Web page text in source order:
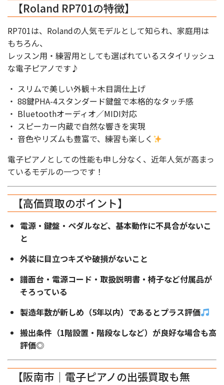
【Roland RP701の特徴】
RP701は、Rolandの人気モデルとして知られ、家庭用は
もちろん、
レッスン用・練習用としても選ばれているスタイリッシュ
な電子ピアノです♪
・ スリムで美しい外観＋木目調仕上げ
・ 88鍵PHA-4スタンダード鍵盤で本格的なタッチ感
・ Bluetoothオーディオ／MIDI対応
・ スピーカー内蔵で自然な響きを実現
・ 音色やリズムも豊富で、練習も楽しく
電子ピアノとしての性能も申し分なく、近年人気が高まっ
ているモデルの一つです！
【高価買取のポイント】
電源・鍵盤・ペダルなど、基本動作に不具合がないこ
と
外装に目立つキズや破損がないこと
譜面台・電源コード・取扱説明書・椅子など付属品が
そろっている
製造年数が新しめ（5年以内）であるとプラス評価
搬出条件（1階設置・階段なしなど）が良好な場合も高
評価◎
【阪南市｜電子ピアノの出張買取も無